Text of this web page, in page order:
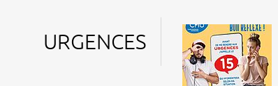
URGENCES